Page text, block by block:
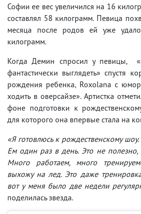
Софии ее вес увеличился на 16
составлял 58 килограмм. Певица
месяца после родов ей уже
килограмм.
Когда Демин спросил у певицы,
фантастически выглядеть» спустя
рождения ребенка, Roxolana с
ходить в оверсайзе». Артистка
фоне подготовки к
для которого она впервые стала на
«Я готовлюсь к рождественскому
Ем один раз в день. Это не полезно,
Много работаем, много
выхожу на лед. Это даже
вот у меня было две недели
поделилась звезда.